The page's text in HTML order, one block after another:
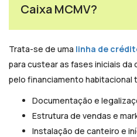
Caixa MCMV?
Trata-se de uma linha de
para custear as fases iniciais da
pelo financiamento habitacional
Documentação e
Estrutura de vendas e
Instalação de canteiro e